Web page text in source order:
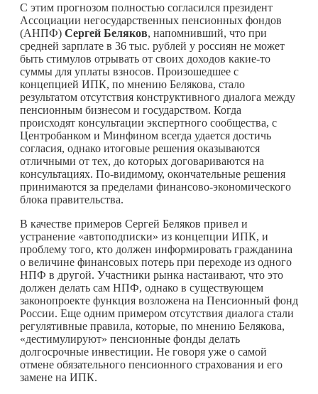
С этим прогнозом полностью согласился президент
Ассоциации негосударственных пенсионных фондов
(АНПФ) Сергей Беляков, напомнивший, что при
средней зарплате в 36 тыс. рублей у россиян не может
быть стимулов отрывать от своих доходов какие-то
суммы для уплаты взносов. Произошедшее с
концепцией ИПК, по мнению Белякова, стало
результатом отсутствия конструктивного диалога между
пенсионным бизнесом и государством. Когда
происходят консультации экспертного сообщества, с
Центробанком и Минфином всегда удается достичь
согласия, однако итоговые решения оказываются
отличными от тех, до которых договариваются на
консультациях. По-видимому, окончательные решения
принимаются за пределами финансово-экономического
блока правительства.
В качестве примеров Сергей Беляков привел и
устранение «автоподписки» из концепции ИПК, и
проблему того, кто должен информировать гражданина
о величине финансовых потерь при переходе из одного
НПФ в другой. Участники рынка настаивают, что это
должен делать сам НПФ, однако в существующем
законопроекте функция возложена на Пенсионный фонд
России. Еще одним примером отсутствия диалога стали
регулятивные правила, которые, по мнению Белякова,
«дестимулируют» пенсионные фонды делать
долгосрочные инвестиции. Не говоря уже о самой
отмене обязательного пенсионного страхования и его
замене на ИПК.